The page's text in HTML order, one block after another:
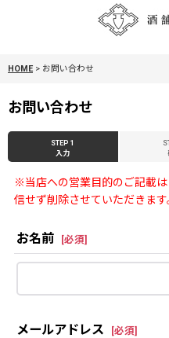
HOME > お問い合わせ
お問い合わせ
STEP 1
入力
※当店への営業目的のご記載
信せず削除させていただきます
お名前 [必須]
メールアドレス [必須]